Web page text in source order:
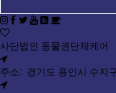
사단법인 동물권단체케어
주소: 경기도 용인시 수지